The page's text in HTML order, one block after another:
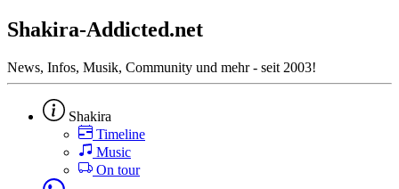
Shakira-Addicted.net
News, Infos, Musik, Community und mehr - seit 2003!
Shakira
Timeline
Music
On tour